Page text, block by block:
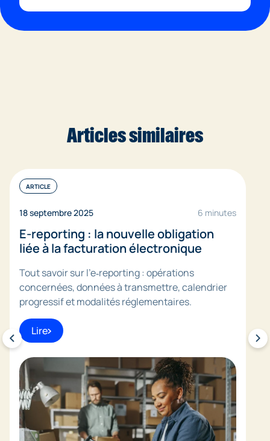
Articles similaires
ARTICLE
18 septembre 2025 6 minutes
E-reporting : la nouvelle obligation
liée à la facturation électronique
Tout savoir sur l’e‑reporting : opérations
concernées, données à transmettre, calendrier
progressif et modalités réglementaires.
Lire